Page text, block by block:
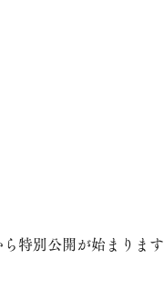
特別公開が始まります